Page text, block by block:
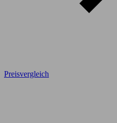
Preisvergleich